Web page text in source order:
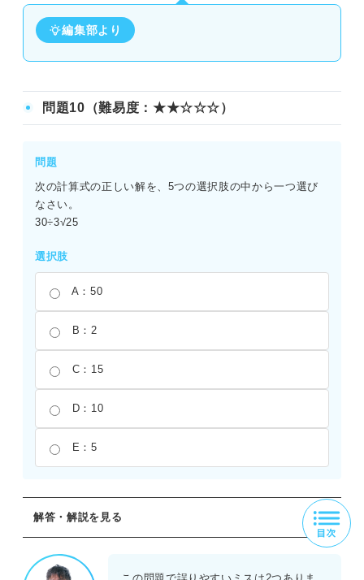
編集部より
問題10（難易度：★★☆☆☆）
問題
次の計算式の正しい解を、5つの選択肢の中から一つ選び
なさい。
30÷3√25
選択肢
A：50
B：2
C：15
D：10
E：5
解答・解説を見る
正解：B
割り算とルートが含まれる式では、ルートとその係数の計